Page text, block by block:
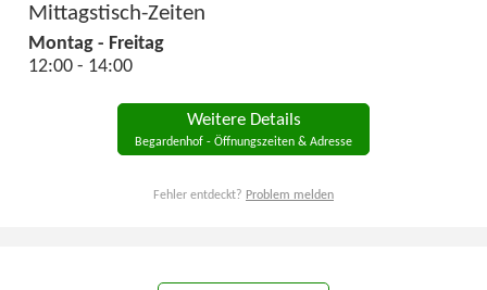
Mittagstisch-Zeiten
Montag - Freitag
12:00 - 14:00
Weitere Details
Begardenhof - Öffnungszeiten & Adresse
Fehler entdeckt? Problem melden